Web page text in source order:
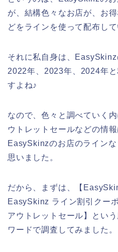
が、結構色々なお店が、お
どをラインを使って配布して
それに私自身は、EasySkinz
2022年、2023年、2024年
すよね♪
なので、色々と調べていく
ウトレットセールなどの情
EasySkinzのお店のライン
思いました。
だから、まずは、【
EasySkinz ライン割引クー
アウトレットセール】とい
ワードで調査してみました。